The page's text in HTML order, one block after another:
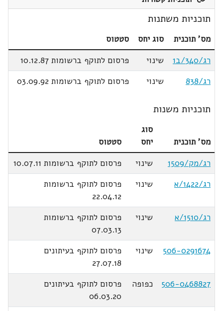
תוכניות משתנות
מס' תוכנית סוג יחס
סטטוס
רג/340/ב1
שינוי
פרסום לתוקף ברשומות 10.12.87
רג/838
שינוי פרסום לתוקף ברשומות 03.09.92
תוכניות משנות
מס' תוכנית
סוג
יחס
סטטוס
רג/מק/1509
שינוי
פרסום לתוקף ברשומות 10.07.11
רג/1422/א
שינוי
פרסום לתוקף ברשומות
22.04.12
רג/1510/א
שינוי
פרסום לתוקף ברשומות
07.03.13
506-0291674
שינוי
פרסום לתוקף בעיתונים
27.07.18
506-0468827
כפופה
פרסום לתוקף בעיתונים
06.03.20